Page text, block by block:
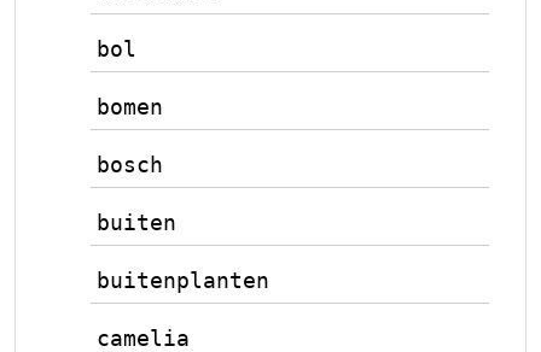
bol
bomen
bosch
buiten
buitenplanten
camelia